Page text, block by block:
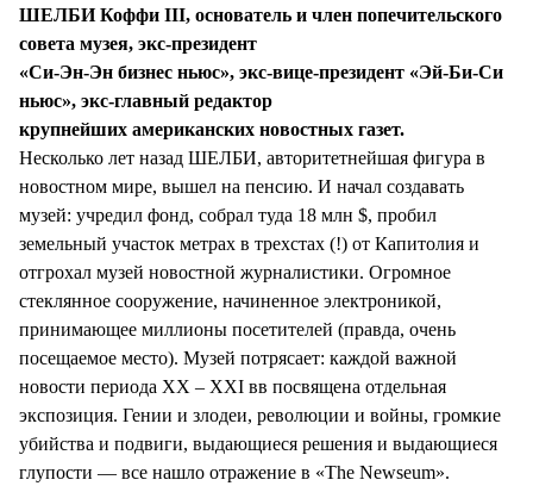
ШЕЛБИ Коффи III, основатель и член попечительского
совета музея, экс-президент
«Си-Эн-Эн бизнес ньюс», экс-вице-президент «Эй-Би-Си
ньюс», экс-главный редактор
крупнейших американских новостных газет.
Несколько лет назад ШЕЛБИ, авторитетнейшая фигура в
новостном мире, вышел на пенсию. И начал создавать
музей: учредил фонд, собрал туда 18 млн $, пробил
земельный участок метрах в трехстах (!) от Капитолия и
отгрохал музей новостной журналистики. Огромное
стеклянное сооружение, начиненное электроникой,
принимающее миллионы посетителей (правда, очень
посещаемое место). Музей потрясает: каждой важной
новости периода XX – XXI вв посвящена отдельная
экспозиция. Гении и злодеи, революции и войны, громкие
убийства и подвиги, выдающиеся решения и выдающиеся
глупости — все нашло отражение в «The Newseum».